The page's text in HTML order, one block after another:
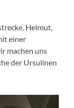
Helmut,
einer
machen uns
der Ursulinen